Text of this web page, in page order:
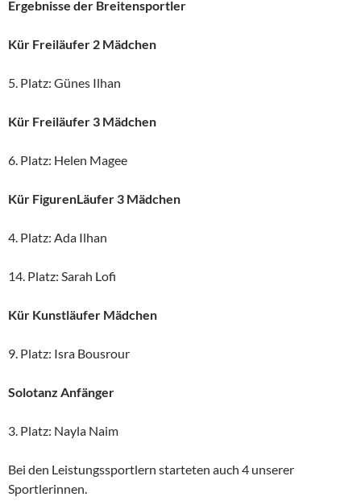
Ergebnisse der Breitensportler
Kür Freiläufer 2 Mädchen
5. Platz: Günes Ilhan
Kür Freiläufer 3 Mädchen
6. Platz: Helen Magee
Kür FigurenLäufer 3 Mädchen
4. Platz: Ada Ilhan
14. Platz: Sarah Lofi
Kür Kunstläufer Mädchen
9. Platz: Isra Bousrour
Solotanz Anfänger
3. Platz: Nayla Naim
Bei den Leistungssportlern starteten auch 4 unserer
Sportlerinnen.